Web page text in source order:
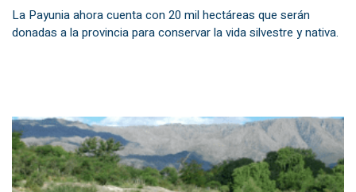
La Payunia ahora cuenta con 20 mil hectáreas que serán
donadas a la provincia para conservar la vida silvestre y nativa.